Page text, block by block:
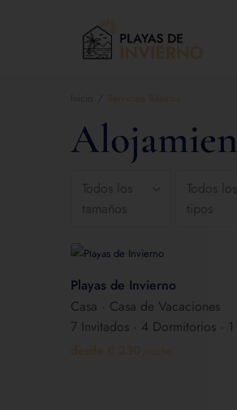
Todos los
tamaños
Todos los
tipos
Playas de Invierno
Casa · Casa de Vacaciones
7 Invitados · 4 Dormitorios ·